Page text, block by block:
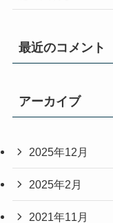
最近のコメント
アーカイブ
2025年12月
2025年2月
2021年11月